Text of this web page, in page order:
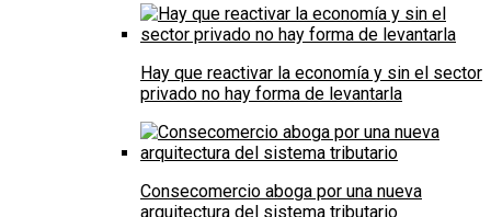
Hay que reactivar la economía y sin el sector
privado no hay forma de levantarla
Consecomercio aboga por una nueva
arquitectura del sistema tributario